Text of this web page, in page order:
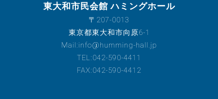
東大和市民会館 ハミングホール
〒207-0013
東京都東大和市向原6-1
Mail:info@humming-hall.jp
TEL:042-590-4411
FAX:042-590-4412